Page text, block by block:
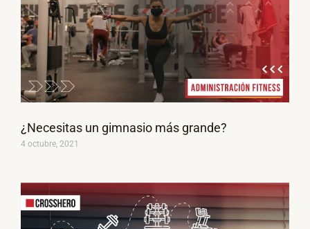
¿Necesitas un gimnasio más grande?
4 octubre, 2021